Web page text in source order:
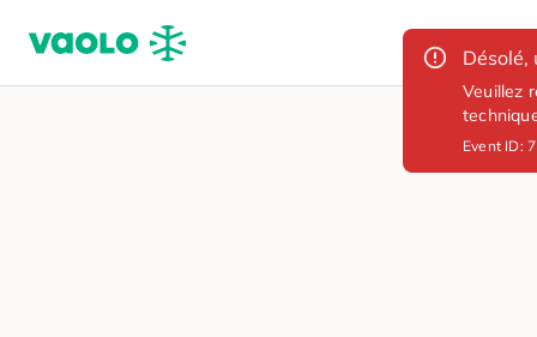
Désolé,
Veuillez
Event ID: